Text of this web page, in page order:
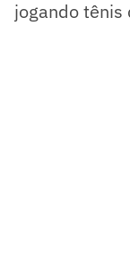
jogando tênis